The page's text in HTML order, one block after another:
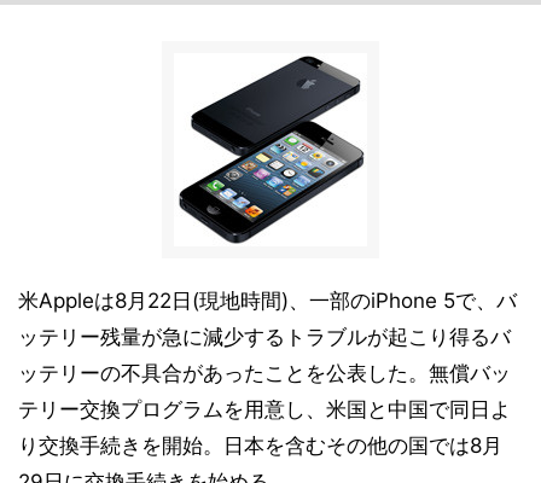
米Appleは8月22日(現地時間)、一部のiPhone 5で、バ
ッテリー残量が急に減少するトラブルが起こり得るバ
ッテリーの不具合があったことを公表した。無償バッ
テリー交換プログラムを用意し、米国と中国で同日よ
り交換手続きを開始。日本を含むその他の国では8月